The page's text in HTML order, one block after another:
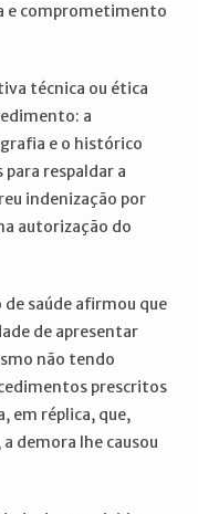
e comprometimento
técnica ou ética
a
e o histórico
respaldar a
indenização por
autorização do
de saúde afirmou que
de apresentar
não tendo
prescritos
em réplica, que,
demora lhe causou